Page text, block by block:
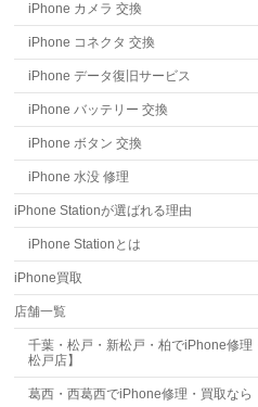
iPhone カメラ 交換
iPhone コネクタ 交換
iPhone データ復旧サービス
iPhone バッテリー 交換
iPhone ボタン 交換
iPhone 水没 修理
iPhone Stationが選ばれる理由
iPhone Stationとは
iPhone買取
店舗一覧
千葉・松戸・新松戸・柏でiPhone修
松戸店】
葛西・西葛西でiPhone修理・買取なら